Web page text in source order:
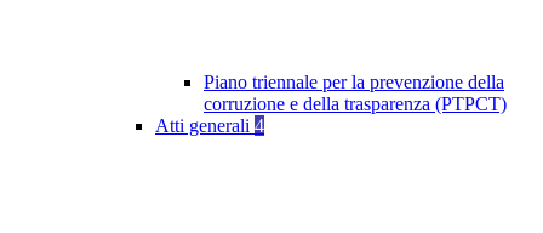
Piano triennale per la prevenzione della
corruzione e della trasparenza (PTPCT)
Atti generali 4